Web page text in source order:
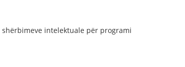
intelektuale për programi